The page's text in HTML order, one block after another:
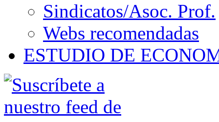
Sindicatos/Asoc. Prof.
Webs recomendadas
ESTUDIO DE